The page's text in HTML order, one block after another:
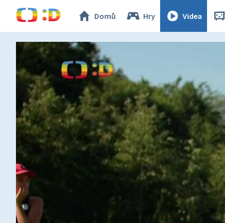
Domů Hry Videa